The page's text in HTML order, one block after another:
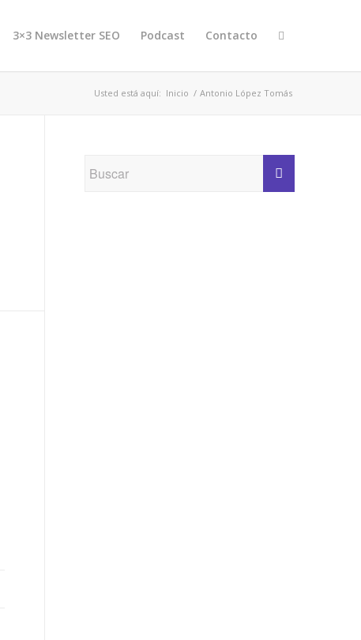
3×3 Newsletter SEO Podcast Contacto
Usted está aquí: Inicio / Antonio López Tomás